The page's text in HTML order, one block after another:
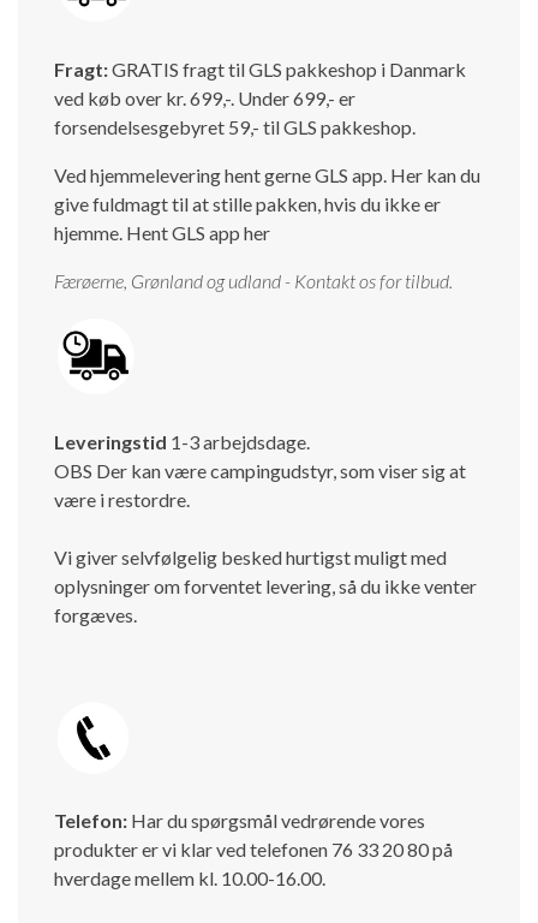
Fragt:GRATIS fragt til GLS pakkeshop i Danmark
ved køb over kr. 699,-. Under 699,- er
forsendelsesgebyret 59,- til GLS pakkeshop.
Ved hjemmelevering hent gerne GLS app. Her kan du
give fuldmagt til at stille pakken, hvis du ikke er
hjemme. Hent GLS app her
Færøerne, Grønland og udland - Kontakt os for tilbud.
Leveringstid 1-3 arbejdsdage.
OBS Der kan være campingudstyr, som viser sig at
være i restordre.
Vi giver selvfølgelig besked hurtigst muligt med
oplysninger om forventet levering, så du ikke venter
forgæves.
Telefon: Har du spørgsmål vedrørende vores
produkter er vi klar ved telefonen 76 33 20 80 på
hverdage mellem kl. 10.00-16.00.